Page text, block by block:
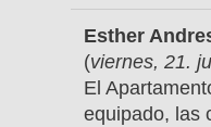
Esther
(viernes, 21.
El
equipado, las